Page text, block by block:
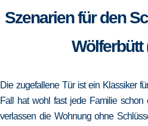
Szenarien für den
Wölferbütt
Die zugefallene Tür ist ein Klassiker
Fall hat wohl fast jede Familie schon
verlassen die Wohnung ohne